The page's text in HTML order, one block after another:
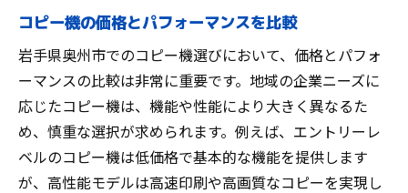
コピー機の価格とパフォーマンスを比較
岩手県奥州市でのコピー機選びにおいて、価格とパフォ
ーマンスの比較は非常に重要です。地域の企業ニーズに
応じたコピー機は、機能や性能により大きく異なるた
め、慎重な選択が求められます。例えば、エントリーレ
ベルのコピー機は低価格で基本的な機能を提供します
が、高性能モデルは高速印刷や高画質なコピーを実現し